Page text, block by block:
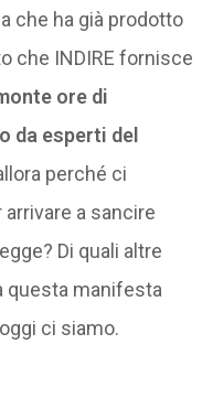
che ha già prodotto
che INDIRE fornisce
ore di
da esperti del
perché ci
a sancire
Di quali altre
questa manifesta
ci siamo.